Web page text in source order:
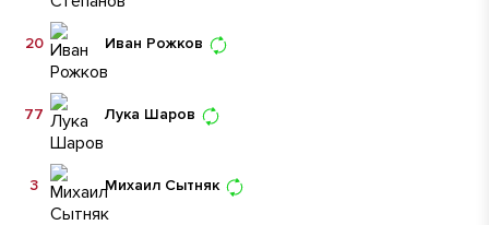
Иван Рожков
20
Лука Шаров
77
Михаил Сытняк
3